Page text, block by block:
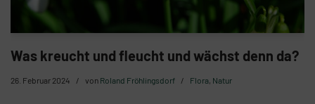
Was kreucht und fleucht und wächst denn da?
26. Februar 2024 von Roland Fröhlingsdorf Flora, Natur